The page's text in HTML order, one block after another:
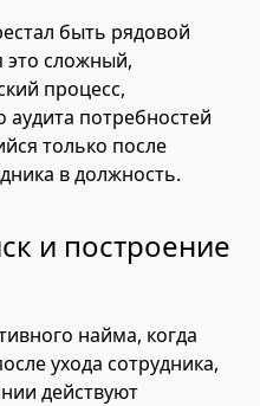
быть рядовой
это сложный,
процесс,
потребностей
только после
в должность.
и построение
найма, когда
ухода сотрудника,
действуют